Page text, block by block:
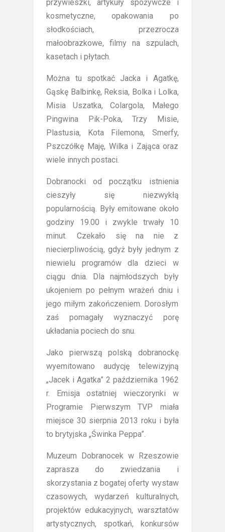
przywieszki, artykuły spożywcze i
kosmetyczne, opakowania po
słodkościach, przezrocza
małoobrazkowe, filmy na szpulach,
kasetach i płytach.
Można tu spotkać Jacka i Agatkę,
Gąskę Balbinkę, Reksia, Bolka i Lolka,
Misia Uszatka, Colargola, Małego
Pingwina Pik-Poka, Trzy Misie,
Plastusia, Kota Filemona, Smerfy,
Pszczółkę Maję, Wilka i Zająca oraz
wiele innych postaci.
Dobranocki od początku istnienia
cieszyły się niezwykłą
popularnością. Były emitowane około
godziny 19.00 i zwykle trwały 10
minut. Czekało się na nie z
niecierpliwością, gdyż były jednym z
niewielu programów dla dzieci w
ciągu dnia. Dla najmłodszych były
ukojeniem po pełnym wrażeń dniu i
jego miłym zakończeniem. Dorosłym
zaś pomagały wyznaczyć porę
układania pociech do snu.
Jako pierwszą polską dobranockę
wyemitowano audycję telewizyjną
„Jacek i Agatka” 2 października 1962
r. Emisja ostatniej wieczorynki w
Programie Pierwszym TVP miała
miejsce 30 sierpnia 2013 roku i była
to brytyjska „Świnka Peppa”.
Muzeum Dobranocek w Rzeszowie
zaprasza do zwiedzania i
skorzystania z bogatej oferty wystaw
czasowych, wydarzeń kulturalnych,
projektów edukacyjnych, warsztatów
artystycznych, spotkań, konkursów